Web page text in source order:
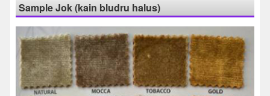
Sample Jok (kain bludru halus)